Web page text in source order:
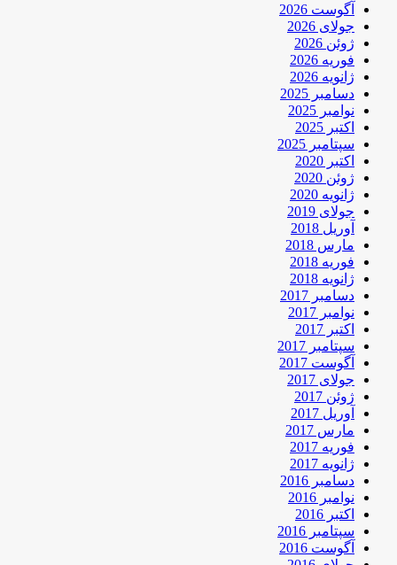
آگوست 2026
جولای 2026
ژوئن 2026
فوریه 2026
ژانویه 2026
دسامبر 2025
نوامبر 2025
اکتبر 2025
سپتامبر 2025
اکتبر 2020
ژوئن 2020
ژانویه 2020
جولای 2019
آوریل 2018
مارس 2018
فوریه 2018
ژانویه 2018
دسامبر 2017
نوامبر 2017
اکتبر 2017
سپتامبر 2017
آگوست 2017
جولای 2017
ژوئن 2017
آوریل 2017
مارس 2017
فوریه 2017
ژانویه 2017
دسامبر 2016
نوامبر 2016
اکتبر 2016
سپتامبر 2016
آگوست 2016